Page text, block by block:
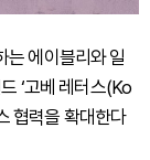
는 에이블리와 일
‘고베 레터스(Ko
협력을 확대한다